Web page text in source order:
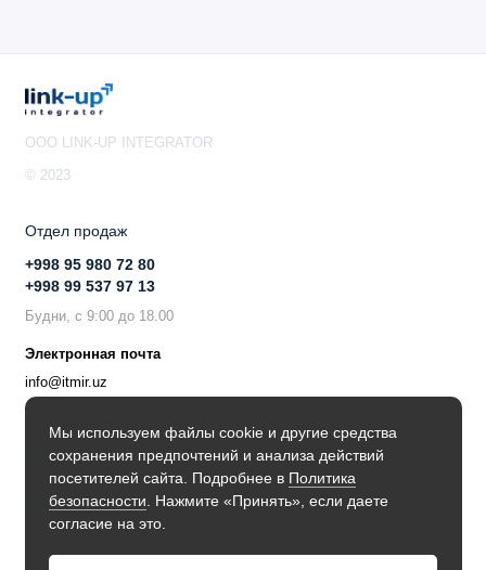
Мы используем файлы cookie и другие средства
сохранения предпочтений и анализа действий
посетителей сайта. Подробнее в Политика
безопасности . Нажмите «Принять», если даете
согласие на это.
OOO LINK-UP INTEGRATOR
© 2023
Отдел продаж
+998 95 980 72 80
+998 99 537 97 13
Будни, с 9:00 до 18.00
Электронная почта
info@itmir.uz
Поддержка в мессенджере
Будьте в курсе наших новостей!